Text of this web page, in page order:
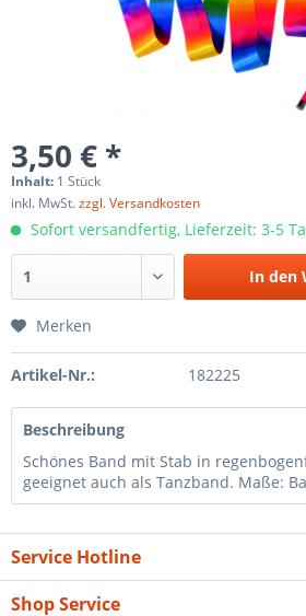
3,50 € *
Inhalt: 1 Stück
inkl. MwSt.zzgl. Versandkosten
Sofort versandfertig, Lieferzeit: 3-5
In den
Merken
Artikel-Nr.: 182225
Beschreibung
Schönes Band mit Stab in
geeignet auch als Tanzband. Maße:
Service Hotline
Shop Service